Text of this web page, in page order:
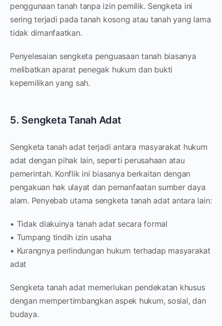
penggunaan tanah tanpa izin pemilik. Sengketa ini
sering terjadi pada tanah kosong atau tanah yang lama
tidak dimanfaatkan.
Penyelesaian sengketa penguasaan tanah biasanya
melibatkan aparat penegak hukum dan bukti
kepemilikan yang sah.
5. Sengketa Tanah Adat
Sengketa tanah adat terjadi antara masyarakat hukum
adat dengan pihak lain, seperti perusahaan atau
pemerintah. Konflik ini biasanya berkaitan dengan
pengakuan hak ulayat dan pemanfaatan sumber daya
alam. Penyebab utama sengketa tanah adat antara lain:
• Tidak diakuinya tanah adat secara formal
• Tumpang tindih izin usaha
• Kurangnya perlindungan hukum terhadap masyarakat
adat
Sengketa tanah adat memerlukan pendekatan khusus
dengan mempertimbangkan aspek hukum, sosial, dan
budaya.